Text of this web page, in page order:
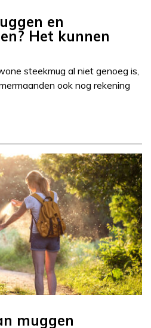
en
Het kunnen
steekmug al niet genoeg is,
ook nog rekening
muggen